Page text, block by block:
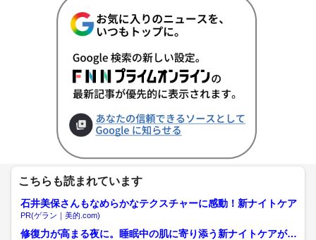
こちらも読まれています
石井美保さんもなめらかなテクスチャーに感動！新ナイトケア
PR(ゲラン｜美的.com)
修復力が高まる夜に。睡眠中の肌に寄り添う新ナイトケアが誕